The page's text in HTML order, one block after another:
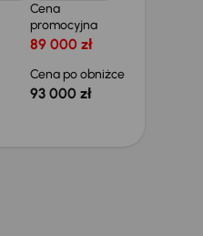
Cena
promocyjna
89 000 zł
Cena po obniżce
93 000 zł